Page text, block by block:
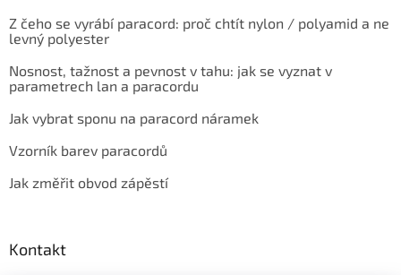
Z čeho se vyrábí paracord: proč chtít nylon / polyamid a ne
levný polyester
Nosnost, tažnost a pevnost v tahu: jak se vyznat v
parametrech lan a paracordu
Jak vybrat sponu na paracord náramek
Vzorník barev paracordů
Jak změřit obvod zápěstí
Kontakt